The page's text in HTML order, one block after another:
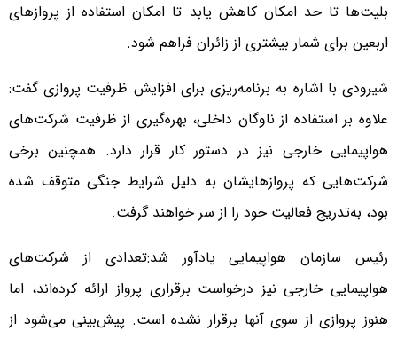
بلیت‌ها تا حد امکان کاهش یابد تا امکان استفاده از پروازهای
اربعین برای شمار بیشتری از زائران فراهم شود.
شیرودی با اشاره به برنامه‌ریزی برای افزایش ظرفیت پروازی گفت:
علاوه بر استفاده از ناوگان داخلی، بهره‌گیری از ظرفیت شرکت‌های
هواپیمایی خارجی نیز در دستور کار قرار دارد. همچنین برخی
شرکت‌هایی که پروازهایشان به دلیل شرایط جنگی متوقف شده
بود، به‌تدریج فعالیت خود را از سر خواهند گرفت.
رئیس سازمان هواپیمایی یادآور شد:تعدادی از شرکت‌های
هواپیمایی خارجی نیز درخواست برقراری پرواز ارائه کرده‌اند، اما
هنوز پروازی از سوی آنها برقرار نشده است. پیش‌بینی می‌شود از